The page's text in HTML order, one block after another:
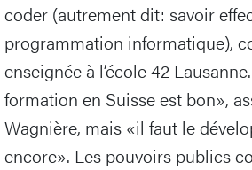
coder (autrement dit: savoir
programmation informatique),
enseignée à l’école 42
formation en Suisse est bon»,
Wagnière, mais «il faut le
encore». Les pouvoirs publics